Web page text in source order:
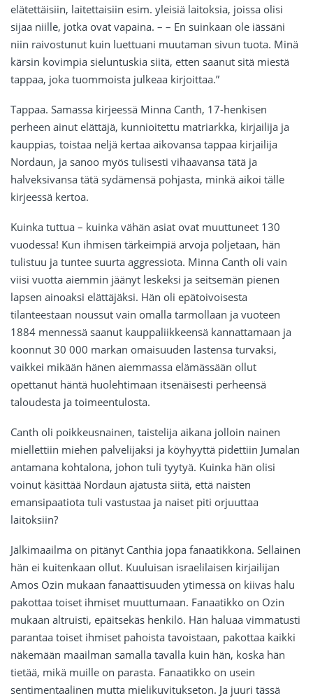
elätettäisiin, laitettaisiin esim. yleisiä laitoksia, joissa olisi
sijaa niille, jotka ovat vapaina. – – En suinkaan ole iässäni
niin raivostunut kuin luettuani muutaman sivun tuota. Minä
kärsin kovimpia sieluntuskia siitä, etten saanut sitä miestä
tappaa, joka tuommoista julkeaa kirjoittaa.”
Tappaa. Samassa kirjeessä Minna Canth, 17-henkisen
perheen ainut elättäjä, kunnioitettu matriarkka, kirjailija ja
kauppias, toistaa neljä kertaa aikovansa tappaa kirjailija
Nordaun, ja sanoo myös tulisesti vihaavansa tätä ja
halveksivansa tätä sydämensä pohjasta, minkä aikoi tälle
kirjeessä kertoa.
Kuinka tuttua – kuinka vähän asiat ovat muuttuneet 130
vuodessa! Kun ihmisen tärkeimpiä arvoja poljetaan, hän
tulistuu ja tuntee suurta aggressiota. Minna Canth oli vain
viisi vuotta aiemmin jäänyt leskeksi ja seitsemän pienen
lapsen ainoaksi elättäjäksi. Hän oli epätoivoisesta
tilanteestaan noussut vain omalla tarmollaan ja vuoteen
1884 mennessä saanut kauppaliikkeensä kannattamaan ja
koonnut 30 000 markan omaisuuden lastensa turvaksi,
vaikkei mikään hänen aiemmassa elämässään ollut
opettanut häntä huolehtimaan itsenäisesti perheensä
taloudesta ja toimeentulosta.
Canth oli poikkeusnainen, taistelija aikana jolloin nainen
miellettiin miehen palvelijaksi ja köyhyyttä pidettiin Jumalan
antamana kohtalona, johon tuli tyytyä. Kuinka hän olisi
voinut käsittää Nordaun ajatusta siitä, että naisten
emansipaatiota tuli vastustaa ja naiset piti orjuuttaa
laitoksiin?
Jälkimaailma on pitänyt Canthia jopa fanaatikkona. Sellainen
hän ei kuitenkaan ollut. Kuuluisan israelilaisen kirjailijan
Amos Ozin mukaan fanaattisuuden ytimessä on kiivas halu
pakottaa toiset ihmiset muuttumaan. Fanaatikko on Ozin
mukaan altruisti, epäitsekäs henkilö. Hän haluaa vimmatusti
parantaa toiset ihmiset pahoista tavoistaan, pakottaa kaikki
näkemään maailman samalla tavalla kuin hän, koska hän
tietää, mikä muille on parasta. Fanaatikko on usein
sentimentaalinen mutta mielikuvitukseton. Ja juuri tässä